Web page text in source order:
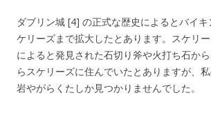
ダブリン城 [4] の正式な歴史によるとバイ
ケリーズまで拡大したとあります。スケリ
によると発見された石切り斧や火打ち石か
らスケリーズに住んでいたとありますが、
岩やがらくたしか見つかりませんでした。